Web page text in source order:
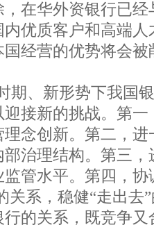
，在华外资银行已
优质客户和高端人
经营的优势将会被
、新形势下我国银
接新的挑战。第一
念创新。第二，进
治理结构。第三，
管水平。第四，协
关系，稳健“走出去
的关系，既竞争又